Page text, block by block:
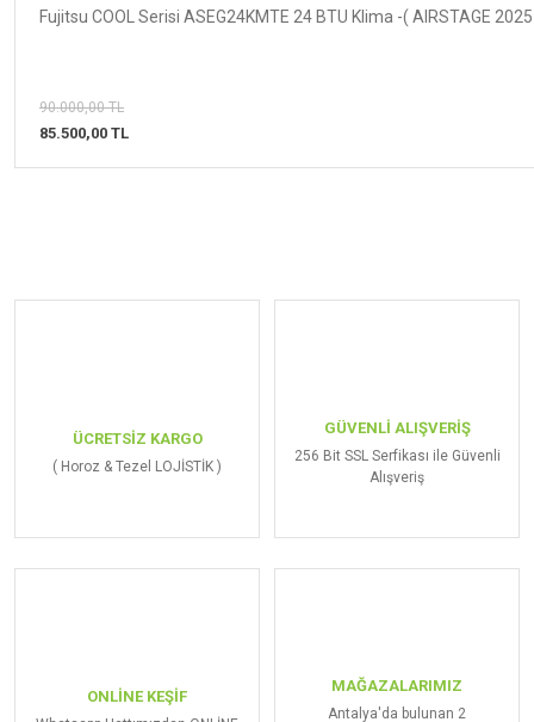
Fujitsu COOL Serisi ASEG24KMTE 24 BTU Klima -( AIRSTAGE
90.000,00 TL
85.500,00 TL
ÜCRETSİZ KARGO
( Horoz & Tezel LOJİSTİK )
GÜVENLİ ALIŞVERİŞ
256 Bit SSL Serfikası ile Güvenli
Alışveriş
ONLİNE KEŞİF
MAĞAZALARIMIZ
Antalya'da bulunan 2